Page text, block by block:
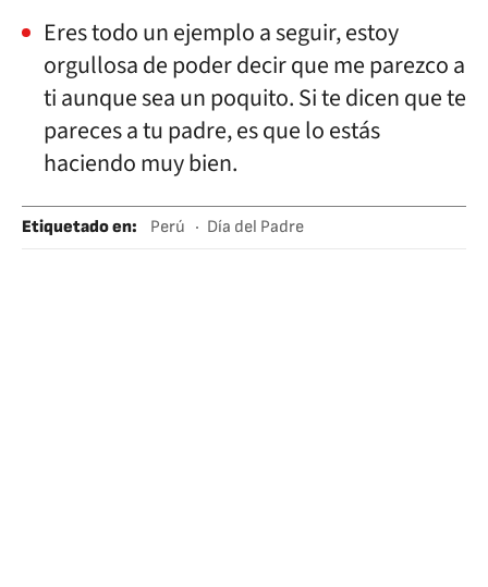
Eres todo un ejemplo a seguir, estoy
orgullosa de poder decir que me parezco a
ti aunque sea un poquito. Si te dicen que te
pareces a tu padre, es que lo estás
haciendo muy bien.
Etiquetado en: Perú Día del Padre